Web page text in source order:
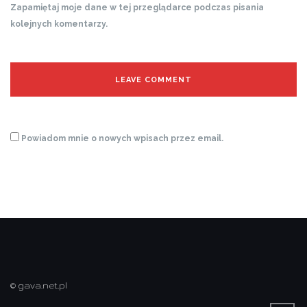
Zapamiętaj moje dane w tej przeglądarce podczas pisania
kolejnych komentarzy.
Powiadom mnie o nowych wpisach przez email.
© gava.net.pl